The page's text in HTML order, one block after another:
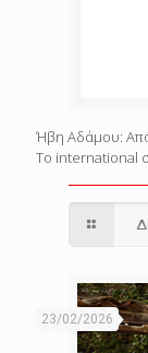
Ήβη Αδάμου: Από
Το international
23/02/2026